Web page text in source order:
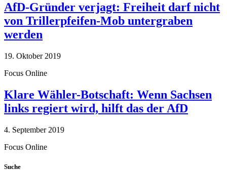
AfD-Gründer verjagt: Freiheit darf nicht
von Trillerpfeifen-Mob untergraben
werden
19. Oktober 2019
Focus Online
Klare Wähler-Botschaft: Wenn Sachsen
links regiert wird, hilft das der AfD
4. September 2019
Focus Online
Suche